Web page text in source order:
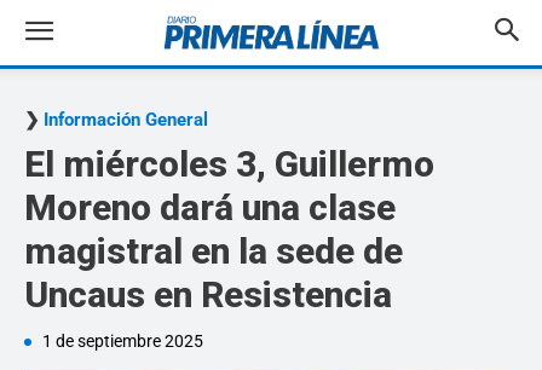
Información General
El miércoles 3, Guillermo
Moreno dará una clase
magistral en la sede de
Uncaus en Resistencia
1 de septiembre 2025